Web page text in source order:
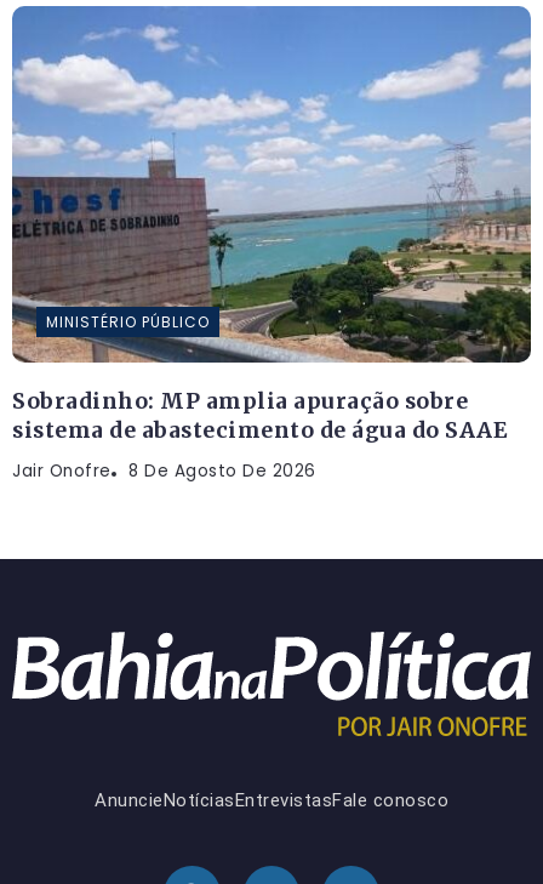
MINISTÉRIO PÚBLICO
Sobradinho: MP amplia apuração sobre
sistema de abastecimento de água do SAAE
Jair Onofre 8 De Agosto De 2026
AnuncieNotíciasEntrevistasFale conosco